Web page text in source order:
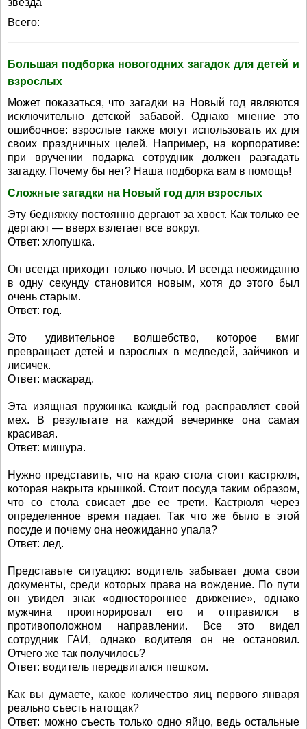
звезда
Всего:
Большая подборка новогодних загадок для детей и
взрослых
Может показаться, что загадки на Новый год являются
исключительно детской забавой. Однако мнение это
ошибочное: взрослые также могут использовать их для
своих праздничных целей. Например, на корпоративе:
при вручении подарка сотрудник должен разгадать
загадку. Почему бы нет? Наша подборка вам в помощь!
Сложные загадки на Новый год для взрослых
Эту бедняжку постоянно дергают за хвост. Как только ее
дергают — вверх взлетает все вокруг.
Ответ: хлопушка.
Он всегда приходит только ночью. И всегда неожиданно
в одну секунду становится новым, хотя до этого был
очень старым.
Ответ: год.
Это удивительное волшебство, которое вмиг
превращает детей и взрослых в медведей, зайчиков и
лисичек.
Ответ: маскарад.
Эта изящная пружинка каждый год расправляет свой
мех. В результате на каждой вечеринке она самая
красивая.
Ответ: мишура.
Нужно представить, что на краю стола стоит кастрюля,
которая накрыта крышкой. Стоит посуда таким образом,
что со стола свисает две ее трети. Кастрюля через
определенное время падает. Так что же было в этой
посуде и почему она неожиданно упала?
Ответ: лед.
Представьте ситуацию: водитель забывает дома свои
документы, среди которых права на вождение. По пути
он увидел знак «одностороннее движение», однако
мужчина проигнорировал его и отправился в
противоположном направлении. Все это видел
сотрудник ГАИ, однако водителя он не остановил.
Отчего же так получилось?
Ответ: водитель передвигался пешком.
Как вы думаете, какое количество яиц первого января
реально съесть натощак?
Ответ: можно съесть только одно яйцо, ведь остальные